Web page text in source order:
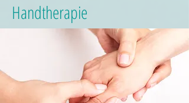
Handtherapie